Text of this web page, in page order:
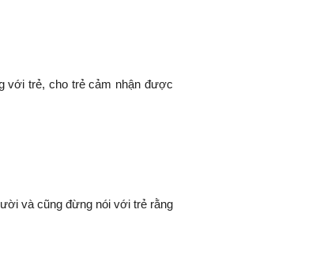
với trẻ, cho trẻ cảm nhận được
và cũng đừng nói với trẻ rằng